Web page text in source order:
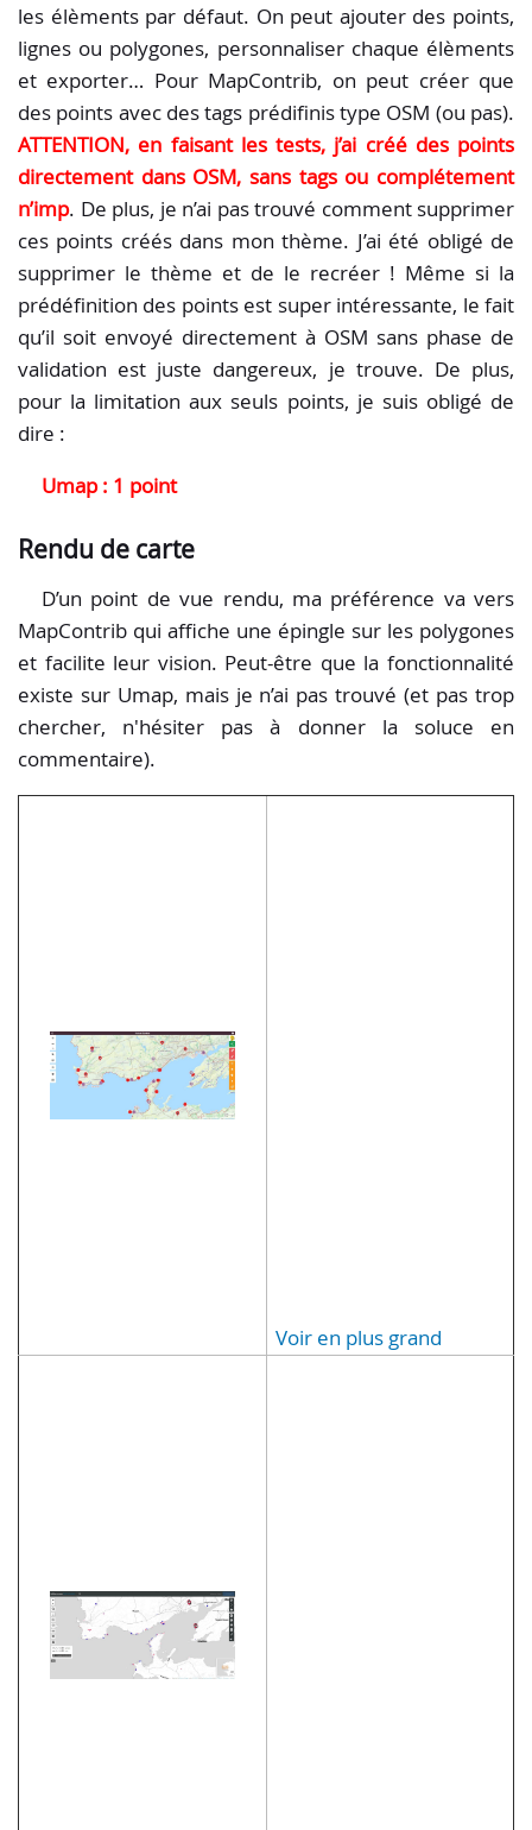
les élèments par défaut. On peut ajouter des points,
lignes ou polygones, personnaliser chaque élèments
et exporter… Pour MapContrib, on peut créer que
des points avec des tags prédifinis type OSM (ou pas).
ATTENTION, en faisant les tests, j’ai créé des points
directement dans OSM, sans tags ou complétement
n’imp. De plus, je n’ai pas trouvé comment supprimer
ces points créés dans mon thème. J’ai été obligé de
supprimer le thème et de le recréer ! Même si la
prédéfinition des points est super intéressante, le fait
qu’il soit envoyé directement à OSM sans phase de
validation est juste dangereux, je trouve. De plus,
pour la limitation aux seuls points, je suis obligé de
dire :
Umap : 1 point
Rendu de carte
D’un point de vue rendu, ma préférence va vers
MapContrib qui affiche une épingle sur les polygones
et facilite leur vision. Peut-être que la fonctionnalité
existe sur Umap, mais je n’ai pas trouvé (et pas trop
chercher, n'hésiter pas à donner la soluce en
commentaire).
Voir en plus grand